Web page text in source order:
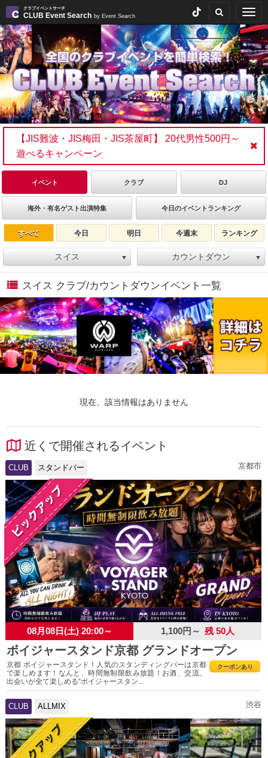
クラブイベントサーチ
CLUB Event Search by Event Search
【JIS難波・JIS梅田・JIS茶屋町】 20代男性500円～
遊べるキャンペーン
イベント クラブ DJ
海外・有名ゲスト出演特集 今日のイベントランキング
すべて 今日 明日 今週末 ランキング
スイス ▼ カウントダウン ▼
スイス クラブ/カウントダウンイベント一覧
現在、該当情報はありません
近くで開催されるイベント
CLUB スタンドバー 京都市
08月08日(土) 20:00～ 1,100円～ 残 50人
ボイジャースタンド京都 グランドオープン
クーポンあり
京都 ボイジャースタンド！人気のスタンディングバーは京都
で楽しめます！なんと、時間無制限飲み放題！お酒、交流、
出会いが全て楽しめる“ボイジャースタン...
CLUB ALLMIX 渋谷